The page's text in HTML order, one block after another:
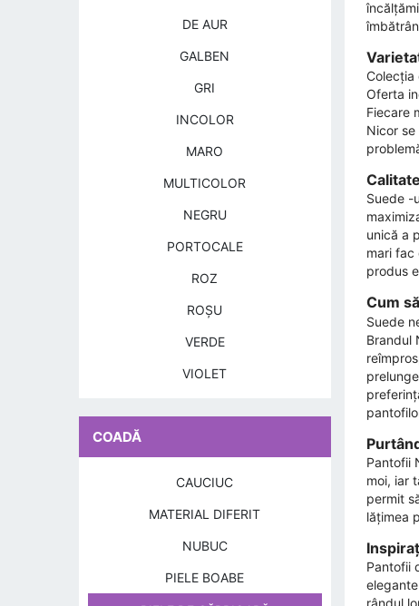
Oferta
Fiecare
Nicor
Suede -
unică a
mari fac
produs
Cum
Suede
Brandul
Pantofii
moi, iar
permit
lățimea
Pantofii
rândul
DE AUR
GALBEN
GRI
INCOLOR
MARO
MULTICOLOR
NEGRU
PORTOCALE
ROZ
ROŞU
VERDE
VIOLET
COADĂ
CAUCIUC
MATERIAL DIFERIT
NUBUC
PIELE BOABE